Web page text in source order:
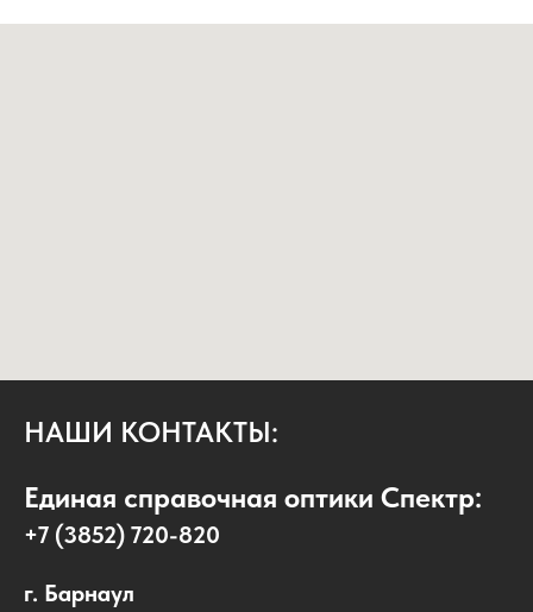
НАШИ КОНТАКТЫ:
Единая справочная оптики Спектр:
+7 (3852) 720-820
г. Барнаул